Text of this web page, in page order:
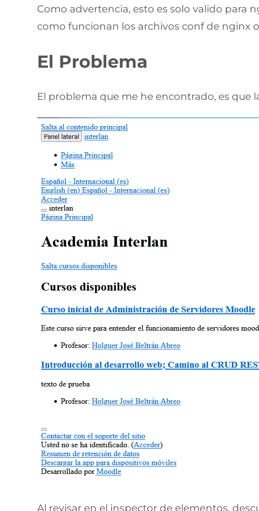
Como advertencia, esto es solo valido para
como funcionan los archivos conf de nginx
El Problema
El problema que me he encontrado, es que
Al revisar en el inspector de elementos,